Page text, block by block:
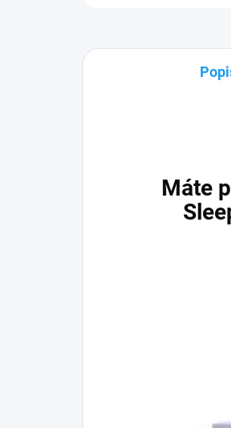
Máte